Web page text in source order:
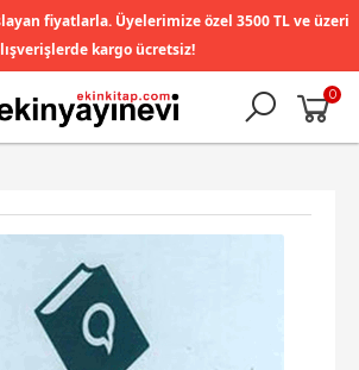
fiyatlarla. Üyelerimize özel 3500 TL ve üzeri
kargo ücretsiz!
0